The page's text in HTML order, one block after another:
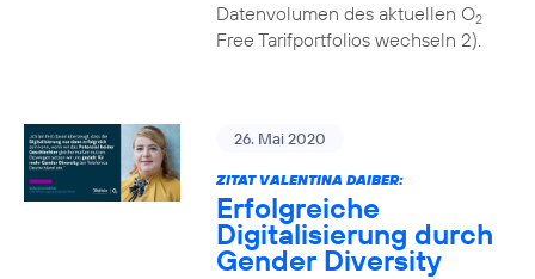
Datenvolumen des aktuellen O2
Free Tarifportfolios wechseln 2).
26. Mai 2020
ZITAT VALENTINA DAIBER:
Erfolgreiche
Digitalisierung durch
Gender Diversity